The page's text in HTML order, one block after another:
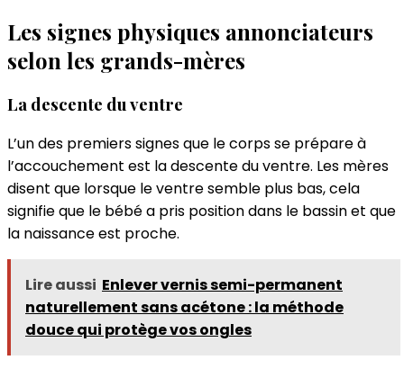
Les signes physiques annonciateurs
selon les grands-mères
La descente du ventre
L’un des premiers signes que le corps se prépare à
l’accouchement est la descente du ventre. Les mères
disent que lorsque le ventre semble plus bas, cela
signifie que le bébé a pris position dans le bassin et que
la naissance est proche.
Lire aussi Enlever vernis semi-permanent
naturellement sans acétone : la méthode
douce qui protège vos ongles